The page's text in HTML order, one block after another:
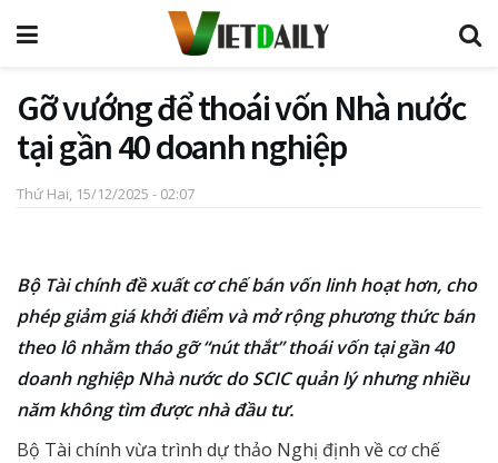
Gỡ vướng để thoái vốn Nhà nước
tại gần 40 doanh nghiệp
Thứ Hai, 15/12/2025 - 02:07
Bộ Tài chính đề xuất cơ chế bán vốn linh hoạt hơn, cho
phép giảm giá khởi điểm và mở rộng phương thức bán
theo lô nhằm tháo gỡ “nút thắt” thoái vốn tại gần 40
doanh nghiệp Nhà nước do SCIC quản lý nhưng nhiều
năm không tìm được nhà đầu tư.
Bộ Tài chính vừa trình dự thảo Nghị định về cơ chế